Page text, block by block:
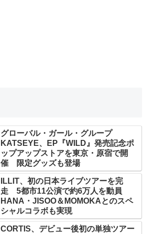
グローバル・ガール・グループ
KATSEYE、EP『WILD』発売記念ポ
ップアップストアを東京・原宿で開
催 限定グッズも登場
ILLIT、初の日本ライブツアーを完
走 5都市11公演で約6万人を動員
HANA・JISOO＆MOMOKAとのスペ
シャルコラボも実現
CORTIS、デビュー後初の単独ツアー